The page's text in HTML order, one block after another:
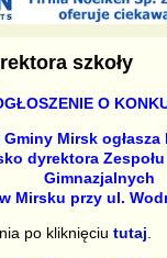
szkoły
O
Mirsk
dyrektora
Gimnazjalnych
w Mirsku przy ul.
po kliknięciu tutaj.